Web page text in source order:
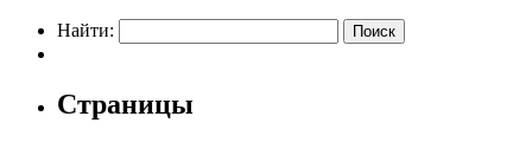
Найти:
Страницы